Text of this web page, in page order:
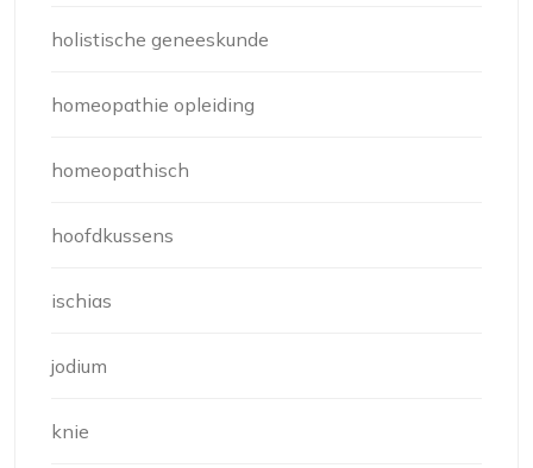
holistische geneeskunde
homeopathie opleiding
homeopathisch
hoofdkussens
ischias
jodium
knie